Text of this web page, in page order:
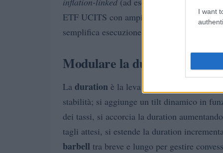
I want
ETF UCITS con ampia liquidità, spread
semplifica esecuzione e fiscalità.
Modulare la duration: core
La duration è la leva principale della
stabilità; si aggiunge un tilt dinamico in
dei tassi, si accorcia la duration
tagli attesi, si estende la duration
barbell tra breve e lungo per gestire